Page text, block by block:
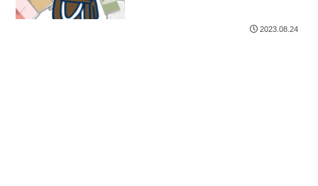
2023.08.24